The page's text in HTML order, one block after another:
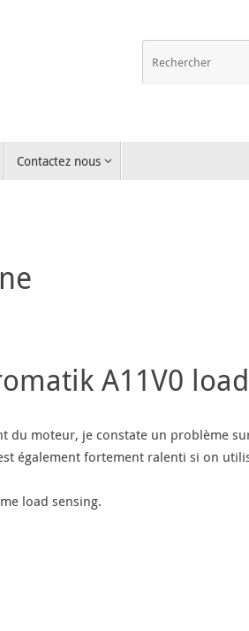
Contactez nous
A11V0
du moteur, je constate un problème
également fortement ralenti si on
load sensing.